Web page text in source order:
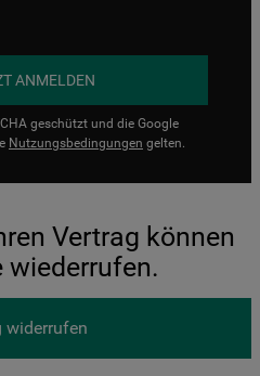
ANMELDEN
geschützt und die Google
Nutzungsbedingungen gelten.
Vertrag können
wiederrufen.
widerrufen